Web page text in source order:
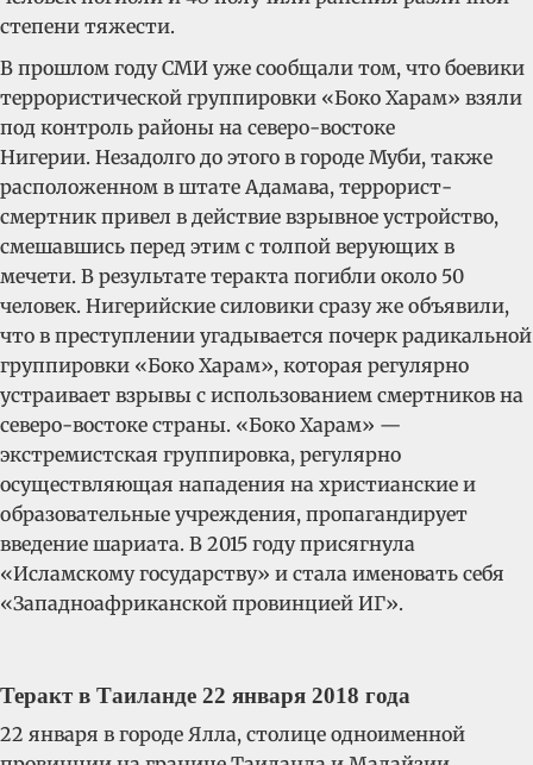
степени тяжести.
В прошлом году СМИ уже сообщали том, что боевики
террористической группировки «Боко Харам» взяли
под контроль районы на северо-востоке
Нигерии. Незадолго до этого в городе Муби, также
расположенном в штате Адамава, террорист-
смертник привел в действие взрывное устройство,
смешавшись перед этим с толпой верующих в
мечети. В результате теракта погибли около 50
человек. Нигерийские силовики сразу же объявили,
что в преступлении угадывается почерк радикальной
группировки «Боко Харам», которая регулярно
устраивает взрывы с использованием смертников на
северо-востоке страны. «Боко Харам» —
экстремистская группировка, регулярно
осуществляющая нападения на христианские и
образовательные учреждения, пропагандирует
введение шариата. В 2015 году присягнула
«Исламскому государству» и стала именовать себя
«Западноафриканской провинцией ИГ».
Теракт в Таиланде 22 января 2018 года
22 января в городе Ялла, столице одноименной